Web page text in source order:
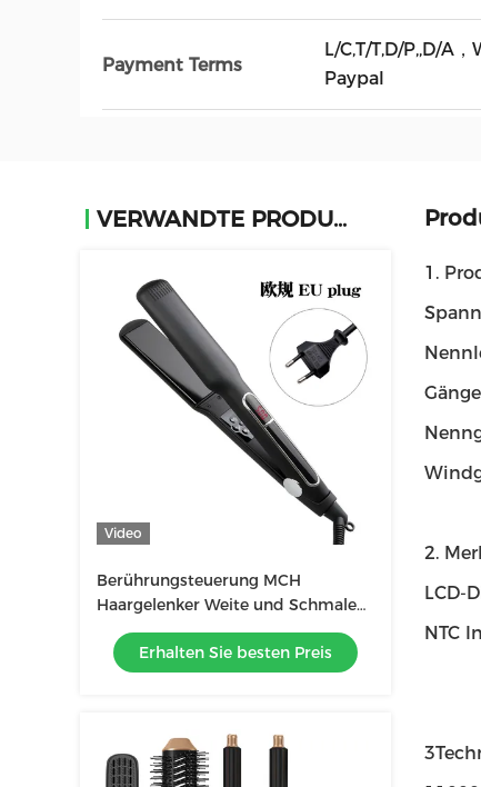
Payment Terms
L/C,T/T,D/P,,D/A
Paypal
VERWANDTE PRODUKTE
Video
Berührungsteuerung MCH
Haargelenker Weite und Schmale
Mehrfachgrößen-LCD-Bildschirm
Erhalten Sie besten Preis
1.
2.
LCD-
NTC